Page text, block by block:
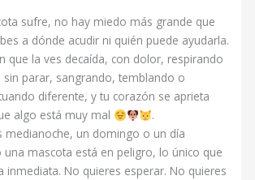
sufre, no hay miedo más grande que
a dónde acudir ni quién puede ayudarla.
que la ves decaída, con dolor, respirando
parar, sangrando, temblando o
diferente, y tu corazón se aprieta
algo está muy mal
.
medianoche, un domingo o un día
mascota está en peligro, lo único que
inmediata. No quieres esperar. No quieres